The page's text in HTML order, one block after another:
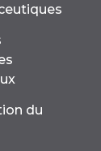
du